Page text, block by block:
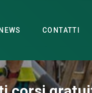
NEWS CONTATTI